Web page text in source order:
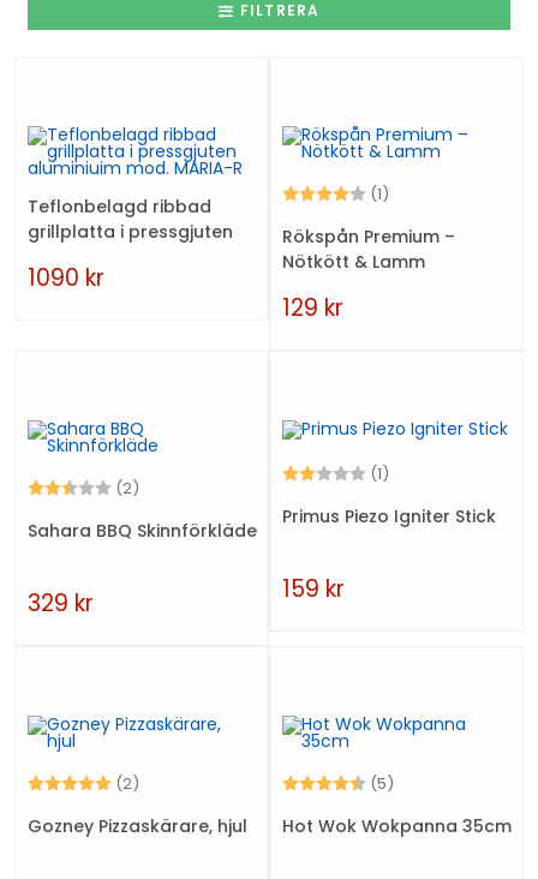
FILTRERA
Teflonbelagd ribbad
grillplatta i pressgjuten
1090 kr
Betyg: (1)
Rökspån Premium –
Nötkött & Lamm
129 kr
Betyg: (2)
2.5 utav 5 stjärnor
Sahara BBQ Skinnförkläde
329 kr
Betyg: (1)
Primus Piezo Igniter Stick
159 kr
Betyg: (2)
5.0 utav 5 stjärnor
Gozney Pizzaskärare, hjul
Betyg: (5)
Hot Wok Wokpanna 35cm